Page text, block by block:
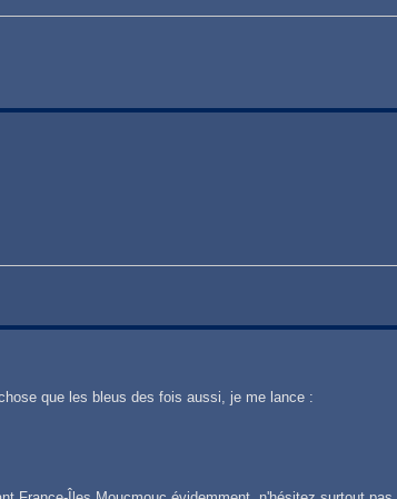
que les bleus des fois aussi, je me lance :